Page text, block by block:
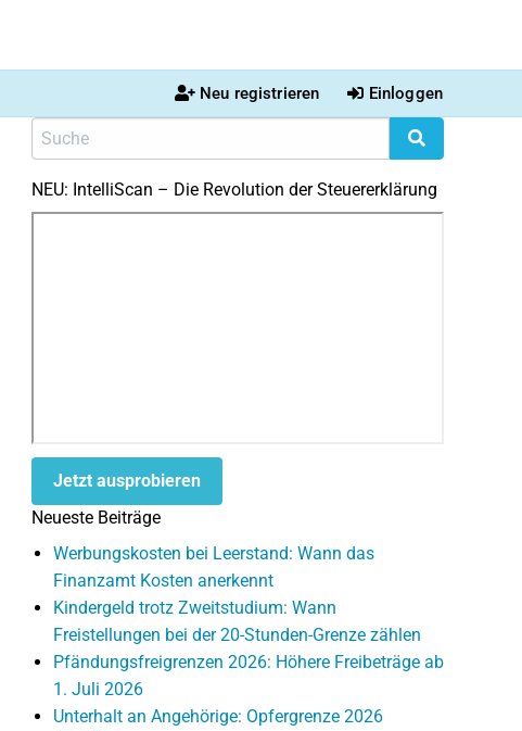
Neu registrieren Einloggen
NEU: IntelliScan – Die Revolution der Steuererklärung
Jetzt ausprobieren
Neueste Beiträge
Werbungskosten bei Leerstand: Wann das
Finanzamt Kosten anerkennt
Kindergeld trotz Zweitstudium: Wann
Freistellungen bei der 20-Stunden-Grenze zählen
Pfändungsfreigrenzen 2026: Höhere Freibeträge ab
1. Juli 2026
Unterhalt an Angehörige: Opfergrenze 2026